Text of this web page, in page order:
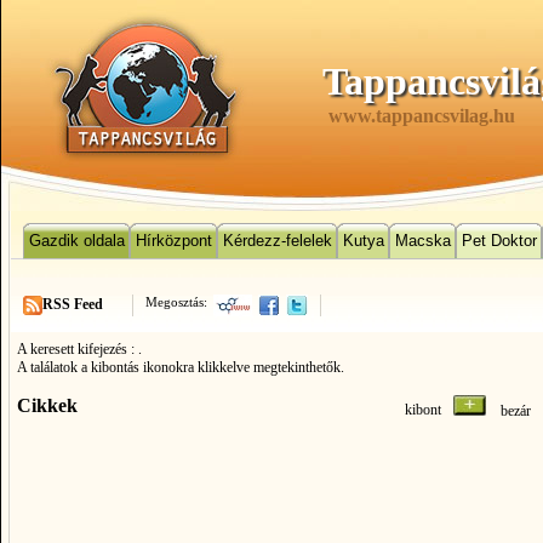
www.tappancsvilag.hu
Gazdik oldala Hírközpont Kérdezz-felelek Kutya Macska Pet Doktor
Megosztás:
RSS Feed
A keresett kifejezés : .
A találatok a kibontás ikonokra klikkelve megtekinthetők.
Cikkek kibont